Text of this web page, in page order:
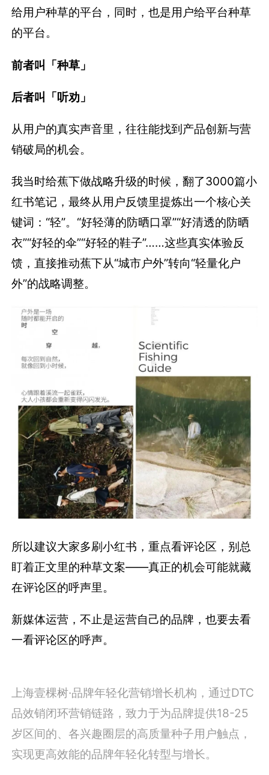
给用户种草的平台，同时，也是用户给平台种草
的平台。
前者叫「种草」
后者叫「听劝」
从用户的真实声音里，往往能找到产品创新与营
销破局的机会。
我当时给蕉下做战略升级的时候，翻了3000篇小
红书笔记，最终从用户反馈里提炼出一个核心关
键词：“轻”。“好轻薄的防晒口罩”“好清透的防晒
衣”“好轻的伞”“好轻的鞋子”……这些真实体验反
馈，直接推动蕉下从“城市户外”转向“轻量化户
外”的战略调整。
所以建议大家多刷小红书，重点看评论区，别总
盯着正文里的种草文案——真正的机会可能就藏
在评论区的呼声里。
新媒体运营，不止是运营自己的品牌，也要去看
一看评论区的呼声。
上海壹棵树·品牌年轻化营销增长机构，通过DTC
品效销闭环营销链路，致力于为品牌提供18-25
岁区间的、各兴趣圈层的高质量种子用户触点，
实现更高效能的品牌年轻化转型与增长。